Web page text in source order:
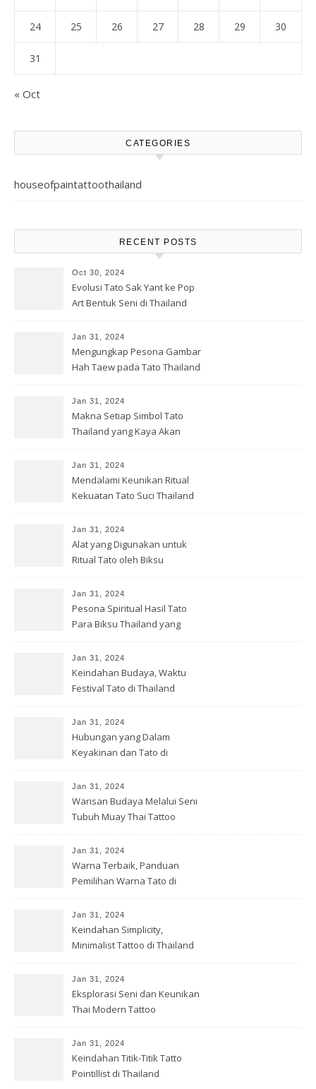
24 25 26 27 28 29 30
31
« Oct
CATEGORIES
houseofpaintattoothailand
RECENT POSTS
Oct 30, 2024
Evolusi Tato Sak Yant ke Pop
Art Bentuk Seni di Thailand
Jan 31, 2024
Mengungkap Pesona Gambar
Hah Taew pada Tato Thailand
Jan 31, 2024
Makna Setiap Simbol Tato
Thailand yang Kaya Akan
Jan 31, 2024
Mendalami Keunikan Ritual
Kekuatan Tato Suci Thailand
Jan 31, 2024
Alat yang Digunakan untuk
Ritual Tato oleh Biksu
Jan 31, 2024
Pesona Spiritual Hasil Tato
Para Biksu Thailand yang
Jan 31, 2024
Keindahan Budaya, Waktu
Festival Tato di Thailand
Jan 31, 2024
Hubungan yang Dalam
Keyakinan dan Tato di
Jan 31, 2024
Warisan Budaya Melalui Seni
Tubuh Muay Thai Tattoo
Jan 31, 2024
Warna Terbaik, Panduan
Pemilihan Warna Tato di
Jan 31, 2024
Keindahan Simplicity,
Minimalist Tattoo di Thailand
Jan 31, 2024
Eksplorasi Seni dan Keunikan
Thai Modern Tattoo
Jan 31, 2024
Keindahan Titik-Titik Tatto
Pointillist di Thailand